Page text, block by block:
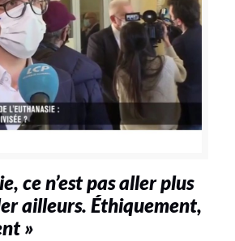
ce n’est pas aller plus
ailleurs. Éthiquement,
»